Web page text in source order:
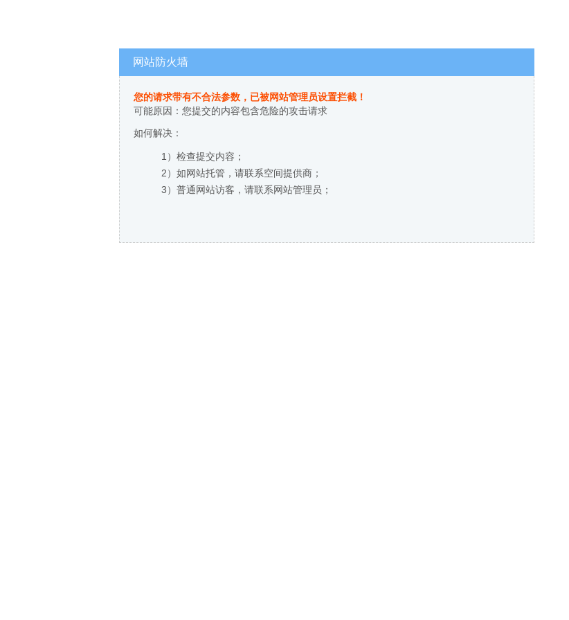
网站防火墙
您的请求带有不合法参数，已被网站管理员设置拦截！
可能原因：您提交的内容包含危险的攻击请求
如何解决：
1）检查提交内容；
2）如网站托管，请联系空间提供商；
3）普通网站访客，请联系网站管理员；